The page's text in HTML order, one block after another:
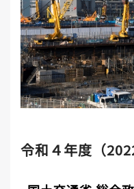
令和４年度（